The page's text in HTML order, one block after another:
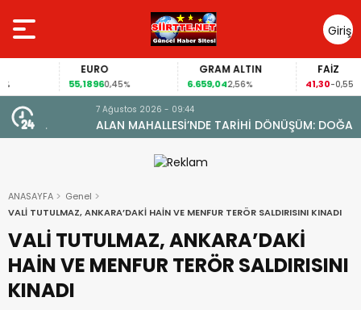
Giriş
Yap
EURO
55,18960,45%
GRAM ALTIN
6.659,042,56%
FAİZ
41,30-0,55%
7 Ağustos 2026 - 09:44
ALAN MAHALLESİ’NDE TARİHİ DÖNÜŞÜM: DOĞAL GAZA
KAVUŞTU, 34 YILLIK TAPU SORUNU ÇÖZÜLDÜ
ANASAYFA
Genel
VALİ TUTULMAZ, ANKARA’DAKİ HAİN VE MENFUR TERÖR SALDIRISINI KINADI
VALİ TUTULMAZ, ANKARA’DAKİ
HAİN VE MENFUR TERÖR SALDIRISINI
KINADI